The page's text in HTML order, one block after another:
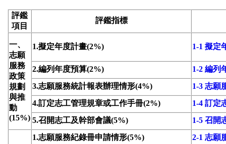
評鑑
項目
評鑑指標
一、
志願
服務
政策
規劃
與推
動
(15%)
1.擬定年度計畫(2%) 1-1 擬定
2.編列年度預算(2%)
1-2 編列
3.志願服務統計報表辦理情形(4%)
1-3 志願
4.訂定志工管理規章或工作手冊(2%)
1-4 訂定
5.召開志工及幹部會議(5%)
1-5 召開
1.志願服務紀錄冊申請情形(5%)
2-1 志願